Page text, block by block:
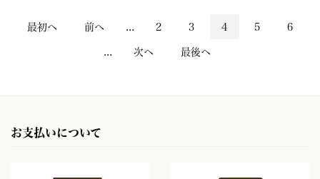
最初へ 前へ ... 2 3 4 5 6
... 次へ 最後へ
お支払いについて